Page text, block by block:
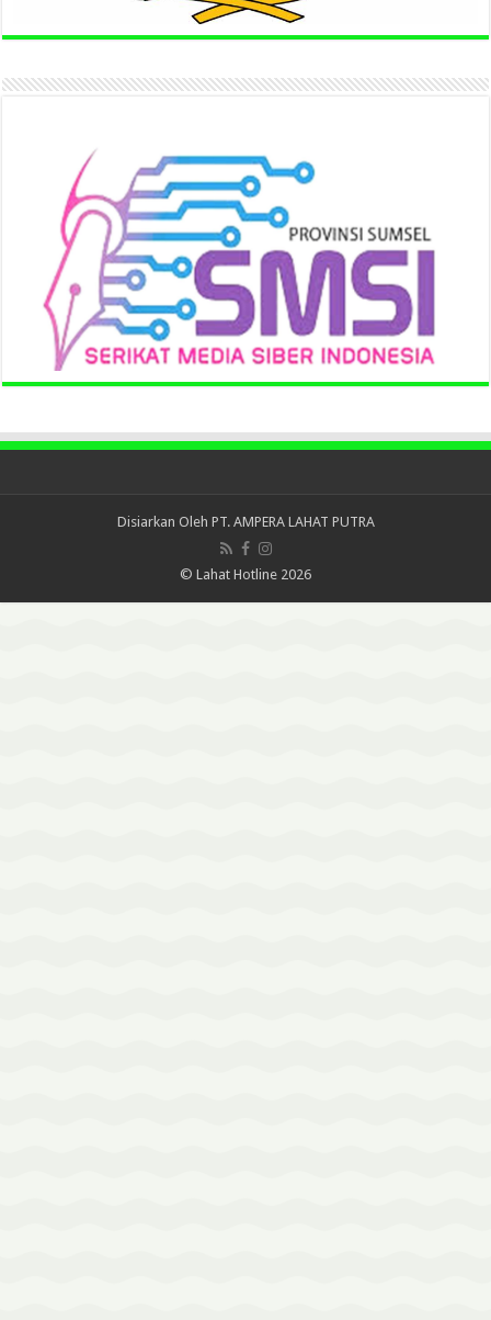
Disiarkan Oleh PT. AMPERA LAHAT PUTRA
© Lahat Hotline 2026